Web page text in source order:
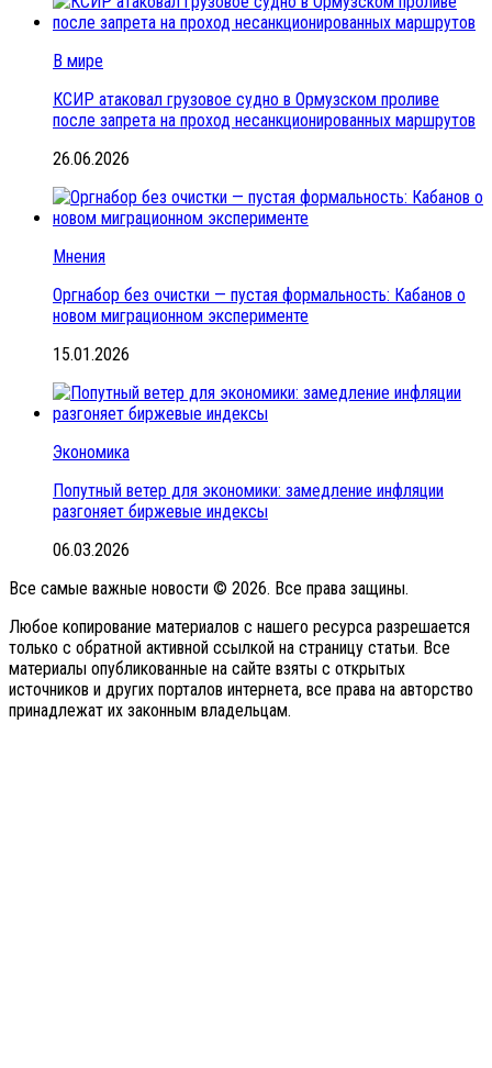
В мире
КСИР атаковал грузовое судно в Ормузском проливе
после запрета на проход несанкционированных маршрутов
26.06.2026
Мнения
Оргнабор без очистки — пустая формальность: Кабанов о
новом миграционном эксперименте
15.01.2026
Экономика
Попутный ветер для экономики: замедление инфляции
разгоняет биржевые индексы
06.03.2026
Все самые важные новости © 2026. Все права защины.
Любое копирование материалов с нашего ресурса разрешается
только с обратной активной ссылкой на страницу статьи. Все
материалы опубликованные на сайте взяты с открытых
источников и других порталов интернета, все права на авторство
принадлежат их законным владельцам.